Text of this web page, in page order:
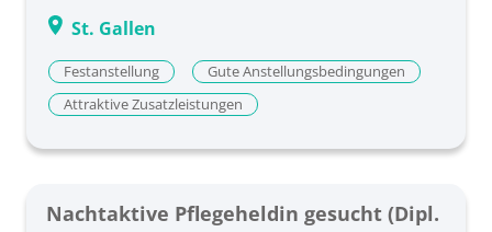
St. Gallen
Festanstellung
Gute Anstellungsbedingungen
Attraktive Zusatzleistungen
Nachtaktive Pflegeheldin gesucht (Dipl.